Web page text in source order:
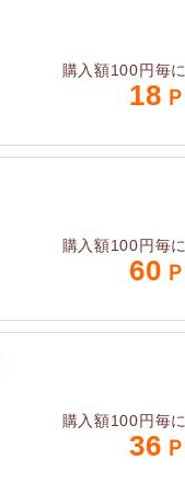
購入額100円毎に
18
購入額100円毎に
60
購入額100円毎に
36